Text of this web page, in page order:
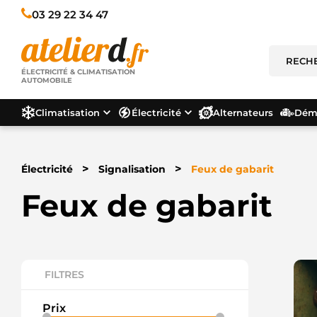
03 29 22 34 47
ÉLECTRICITÉ & CLIMATISATION
AUTOMOBILE
Climatisation Électricité Alternateurs
Électricité > Signalisation > Feux de gabarit
Feux de gabarit
FILTRES
Prix